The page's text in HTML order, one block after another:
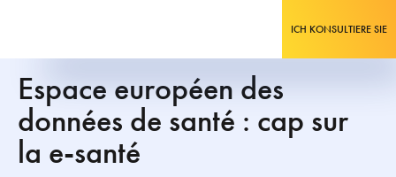
ICH KONSULTIERE SIE
Espace européen des
données de santé : cap sur
la e-santé